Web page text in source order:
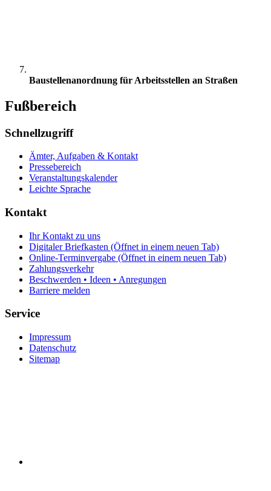
Baustellenanordnung für Arbeitsstellen an Straßen
Fußbereich
Schnellzugriff
Ämter, Aufgaben & Kontakt
Pressebereich
Veranstaltungskalender
Leichte Sprache
Kontakt
Ihr Kontakt zu uns
Digitaler Briefkasten (Öffnet in einem neuen Tab)
Online-Terminvergabe (Öffnet in einem neuen Tab)
Zahlungsverkehr
Beschwerden • Ideen • Anregungen
Barriere melden
Service
Impressum
Datenschutz
Sitemap